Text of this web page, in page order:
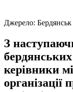
Джерело:
З
керівники
організації